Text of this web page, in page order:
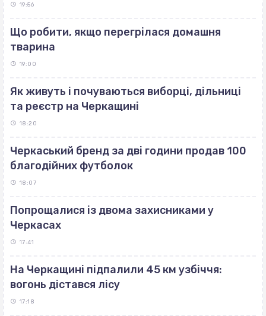
19:56
Що робити, якщо перегрілася домашня
тварина
19:00
Як живуть і почуваються виборці, дільниці
та реєстр на Черкащині
18:20
Черкаський бренд за дві години продав 100
благодійних футболок
18:07
Попрощалися із двома захисниками у
Черкасах
17:41
На Черкащині підпалили 45 км узбіччя:
вогонь дістався лісу
17:18